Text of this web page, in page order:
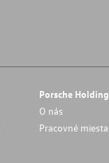
Porsche Holding
O nás
Pracovné miesta